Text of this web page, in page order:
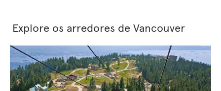
Explore os arredores de Vancouver